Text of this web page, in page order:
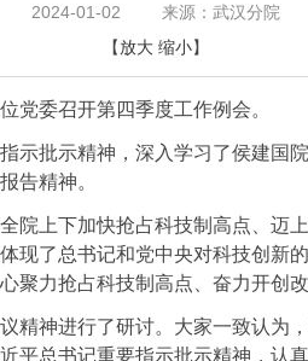
2024-01-02
来源：武汉分院
【放大 缩小】
党委召开第四季度工作例会。
示批示精神，深入学习了侯建国
告精神。
院上下加快抢占科技制高点、迈
现了总书记和党中央对科技创新
聚力抢占科技制高点、奋力开创
精神进行了研讨。大家一致认为
平总书记重要指示批示精神，认